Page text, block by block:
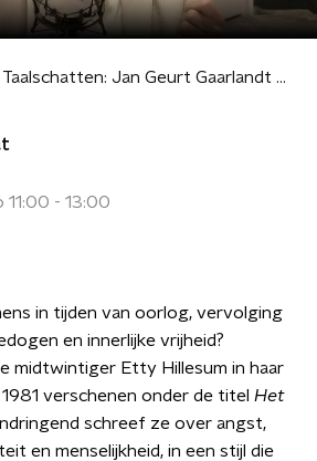
De Taalschatten: Jan Geurt Gaarlandt over Etty Hillesum
- 13:00
in tijden van oorlog, vervolging
en innerlijke vrijheid?
midtwintiger Etty Hillesum in haar
verschenen onder de titel Het
schreef ze over angst,
en menselijkheid, in een stijl die